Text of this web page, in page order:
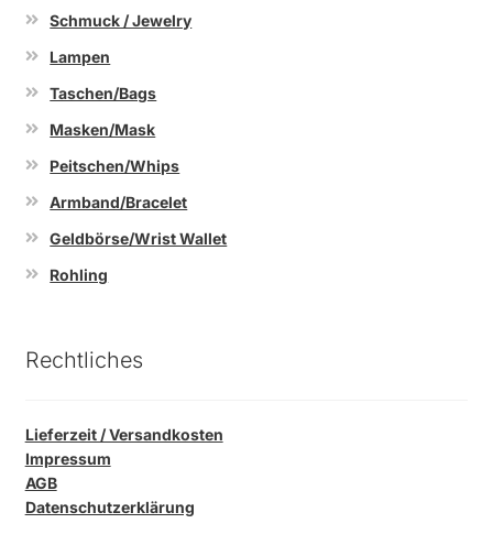
Schmuck / Jewelry
Lampen
Taschen/Bags
Masken/Mask
Peitschen/Whips
Armband/Bracelet
Geldbörse/Wrist Wallet
Rohling
Rechtliches
Lieferzeit / Versandkosten
Impressum
AGB
Datenschutzerklärung